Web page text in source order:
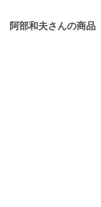
阿部和夫さんの商品